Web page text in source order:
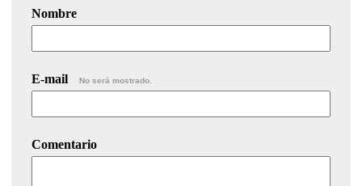
Nombre
E-mail No será mostrado.
Comentario